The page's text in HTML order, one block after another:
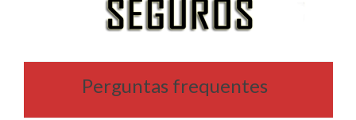
Perguntas frequentes